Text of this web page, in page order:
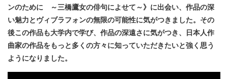
ンのために ～三橋鷹女の俳句によせて～》に出会い、作品の深
い魅力とヴィブラフォンの無限の可能性に気がつきました。その
後この作品も大学内で学び、作品の深遠さに気がつき、日本人作
曲家の作品をもっと多くの方々に知っていただきたいと強く思う
ようになりました。